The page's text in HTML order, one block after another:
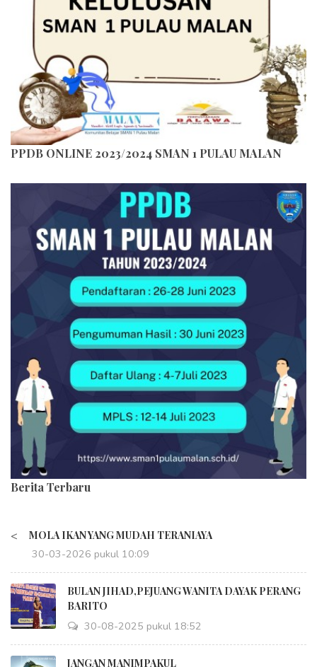
PPDB ONLINE 2023/2024 SMAN 1 PULAU MALAN
Berita Terbaru
< MOLA IKAN YANG MUDAH TERANIAYA
30-03-2026 pukul 10:09
BULAN JIHAD,PEJUANG WANITA DAYAK PERANG
BARITO
30-08-2025 pukul 18:52
JANGAN MANIMPAKUL